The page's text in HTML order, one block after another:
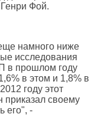
Фой.
намного ниже
исследования
в прошлом году
в этом и 1,8% в
году этот
приказал своему
его", -